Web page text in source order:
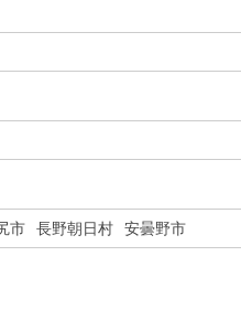
市 長野朝日村 安曇野市